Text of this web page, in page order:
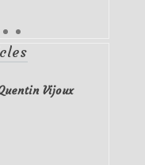
Vijoux